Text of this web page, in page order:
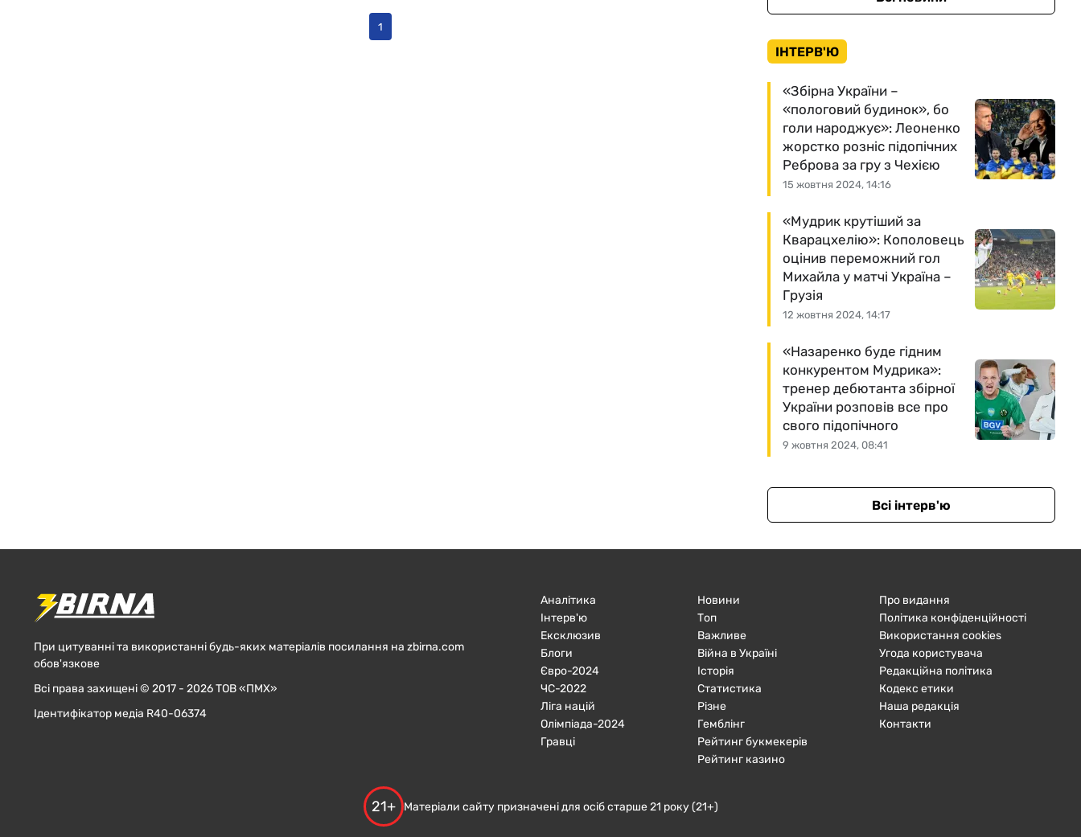
1
ІНТЕРВ'Ю
15 жовтня 2024, 14:16
«Збірна України –
«пологовий будинок», бо
голи народжує»: Леоненко
жорстко розніс підопічних
Реброва за гру з Чехією
12 жовтня 2024, 14:17
«Мудрик крутіший за
Кварацхелію»: Кополовець
оцінив переможний гол
Михайла у матчі Україна –
Грузія
9 жовтня 2024, 08:41
«Назаренко буде гідним
конкурентом Мудрика»:
тренер дебютанта збірної
України розповів все про
свого підопічного
Всі інтерв'ю
При цитуванні та використанні будь-яких матеріалів посилання на zbirna.com
обов'язкове
Всі права захищені © 2017 - 2026 ТОВ «ПМХ»
Ідентифікатор медіа R40-06374
Аналітика
Інтерв'ю
Ексклюзив
Блоги
Євро-2024
ЧC-2022
Ліга націй
Олімпіада-2024
Гравці
Новини
Топ
Важливе
Війна в Україні
Історія
Статистика
Різне
Гемблінг
Рейтинг букмекерів
Рейтинг казино
Про видання
Політика конфіденційності
Використання cookies
Угода користувача
Редакційна політика
Кодекс етики
Наша редакція
Контакти
21+ Матеріали сайту призначені для осіб старше 21 року (21+)